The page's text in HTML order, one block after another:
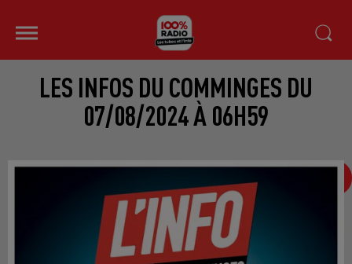
LES INFOS DU COMMINGES DU
07/08/2024 À 06H59